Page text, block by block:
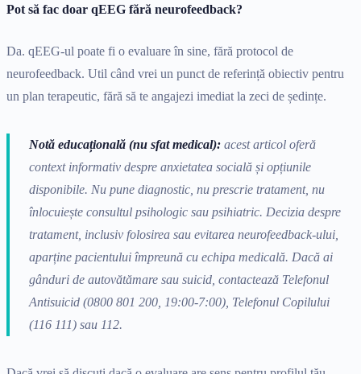
Pot să fac doar qEEG fără neurofeedback?
Da. qEEG-ul poate fi o evaluare în sine, fără protocol de
neurofeedback. Util când vrei un punct de referință obiectiv pentru
un plan terapeutic, fără să te angajezi imediat la zeci de ședințe.
Notă educațională (nu sfat medical): acest articol oferă
context informativ despre anxietatea socială și opțiunile
disponibile. Nu pune diagnostic, nu prescrie tratament, nu
înlocuiește consultul psihologic sau psihiatric. Decizia despre
tratament, inclusiv folosirea sau evitarea neurofeedback-ului,
aparține pacientului împreună cu echipa medicală. Dacă ai
gânduri de autovătămare sau suicid, contactează Telefonul
Antisuicid (0800 801 200, 19:00-7:00), Telefonul Copilului
(116 111) sau 112.